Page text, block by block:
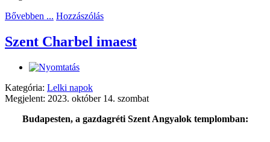
Bővebben ... Hozzászólás
Szent Charbel imaest
Kategória: Lelki napok
Megjelent: 2023. október 14. szombat
Budapesten, a gazdagréti Szent Angyalok templomban: